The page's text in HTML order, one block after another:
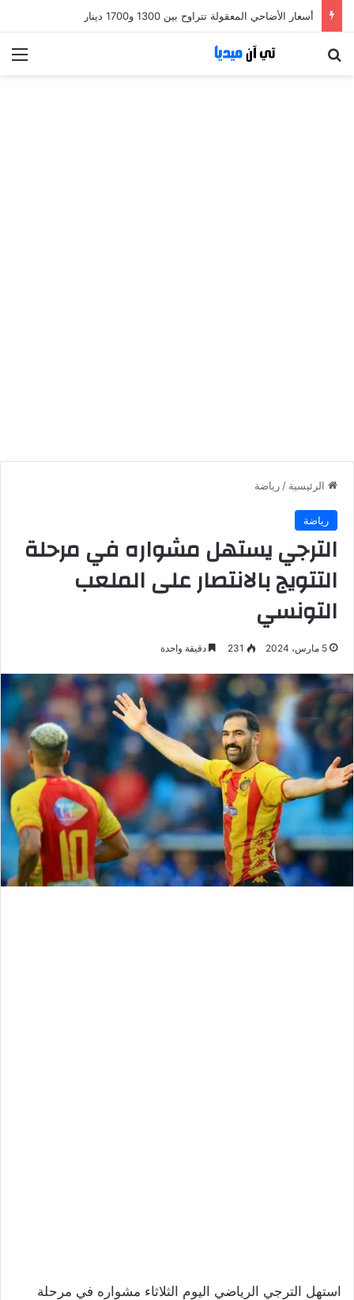
أسعار الأضاحي المعقولة تتراوح بين 1300 و1700 دينار
الرئيسية / رياضة
رياضة
الترجي يستهل مشواره في مرحلة
التتويج بالانتصار على الملعب
التونسي
5 مارس، 2024 231 دقيقة واحدة
استهل الترجي الرياضي اليوم الثلاثاء مشواره في مرحلة